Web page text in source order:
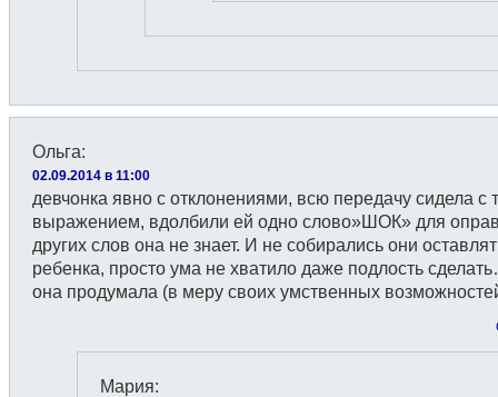
Ольга:
02.09.2014 в 11:00
девчонка явно с отклонениями, всю передачу сидела с
выражением, вдолбили ей одно слово»ШОК» для
других слов она не знает. И не собирались они
ребенка, просто ума не хватило даже подлость
она продумала (в меру своих умственных
Мария: